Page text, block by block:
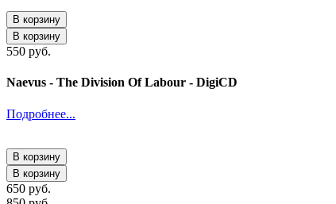
В корзину
В корзину
550 руб.
Naevus - The Division Of Labour - DigiCD
Подробнее...
В корзину
В корзину
650 руб.